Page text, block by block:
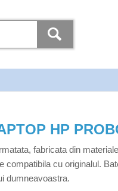
HP
fabricata din
compatibila cu originalul.
dumneavoastra.